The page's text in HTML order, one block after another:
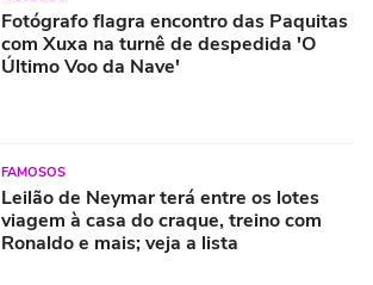
Fotógrafo flagra encontro das Paquitas
com Xuxa na turnê de despedida 'O
Último Voo da Nave'
FAMOSOS
Leilão de Neymar terá entre os lotes
viagem à casa do craque, treino com
Ronaldo e mais; veja a lista